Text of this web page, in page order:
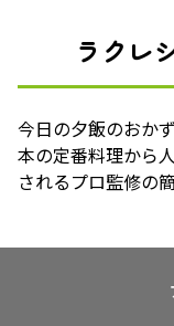
ラクレ
今日の夕飯のおか
本の定番料理から
されるプロ監修の